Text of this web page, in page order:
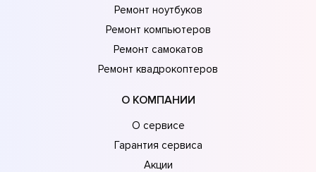
Ремонт ноутбуков
Ремонт компьютеров
Ремонт самокатов
Ремонт квадрокоптеров
О КОМПАНИИ
О сервисе
Гарантия сервиса
Акции